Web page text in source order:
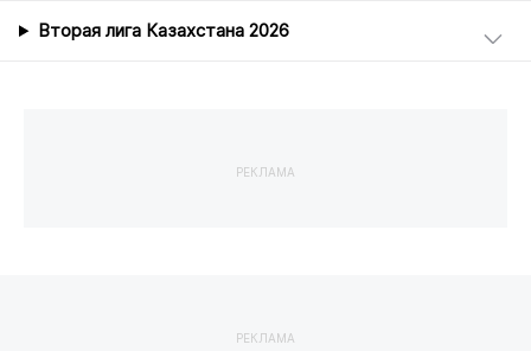
Вторая лига Казахстана 2026
РЕКЛАМА
РЕКЛАМА